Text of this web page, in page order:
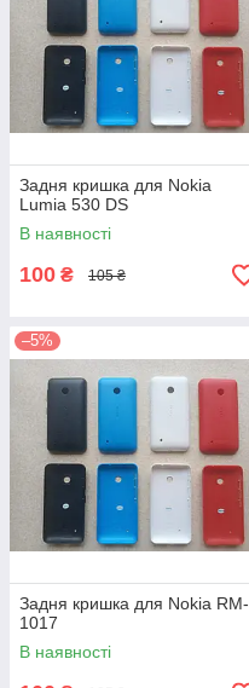
Задня кришка для Nokia
Lumia 530 DS
В наявності
100 ₴ 105 ₴
–5%
Задня кришка для Nokia RM-
1017
В наявності